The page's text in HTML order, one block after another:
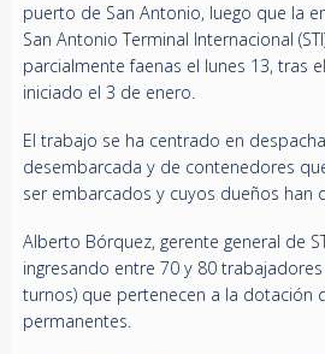
puerto de San Antonio, luego que la
San Antonio Terminal Internacional
parcialmente faenas el lunes 13, tras
iniciado el 3 de enero.
El trabajo se ha centrado en
desembarcada y de contenedores
ser embarcados y cuyos dueños han
Alberto Bórquez, gerente general de
ingresando entre 70 y 80
turnos) que pertenecen a la dotación
permanentes.